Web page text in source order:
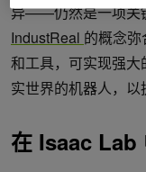
异——仍然是一项关
IndustReal 的概念
和工具，可实现强
实世界的机器人，以
在 Isaac Lab